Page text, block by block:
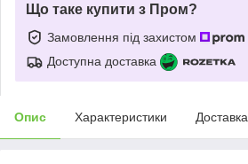
Що таке купити з Пром?
Замовлення під захистом
Доступна доставка
Опис Характеристики Доставка